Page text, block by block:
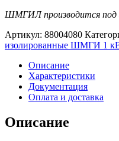
ШМГИЛ производится под
Артикул: 88004080
изолированные ШМГИ 1
Описание
Характеристики
Документация
Оплата и доставка
Описание